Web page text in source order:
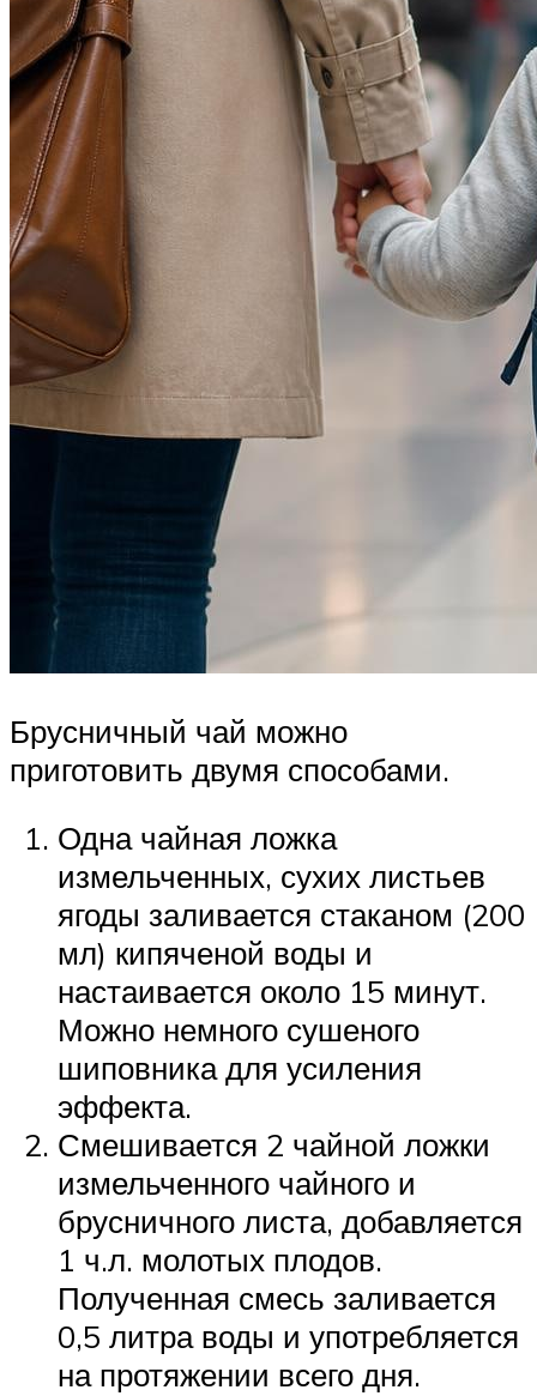
Брусничный чай можно
приготовить двумя способами.
Одна чайная ложка
измельченных, сухих листьев
ягоды заливается стаканом (200
мл) кипяченой воды и
настаивается около 15 минут.
Можно немного сушеного
шиповника для усиления
эффекта.
Смешивается 2 чайной ложки
измельченного чайного и
брусничного листа, добавляется
1 ч.л. молотых плодов.
Полученная смесь заливается
0,5 литра воды и употребляется
на протяжении всего дня.